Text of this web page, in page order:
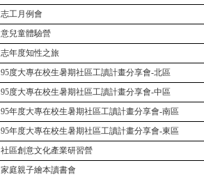
志工月例會
意兒童體驗營
志年度知性之旅
95度大專在校生暑期社區工讀計畫分享會-北區
95度大專在校生暑期社區工讀計畫分享會-中區
95年度大專在校生暑期社區工讀計畫分享會-南區
95年度大專在校生暑期社區工讀計畫分享會-東區
社區創意文化產業研習營
家庭親子繪本讀書會